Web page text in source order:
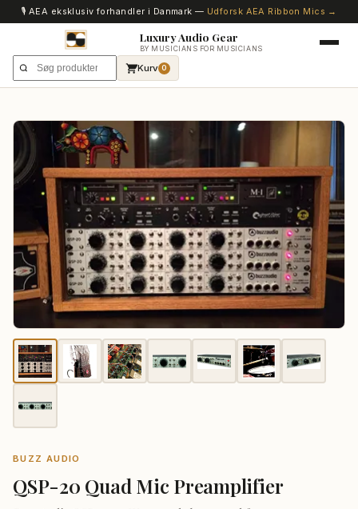
🎙️ AEA eksklusiv forhandler i Danmark — Udforsk AEA Ribbon Mics →
Luxury Audio Gear
BY MUSICIANS FOR MUSICIANS
Kurv 0
BUZZ AUDIO
QSP-20 Quad Mic Preamplifier